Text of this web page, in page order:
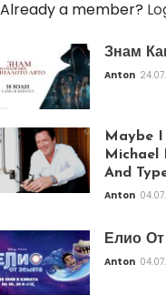
Already a member?
Знам
Anton
Maybe I
Michael
And
Anton
Елио
Anton